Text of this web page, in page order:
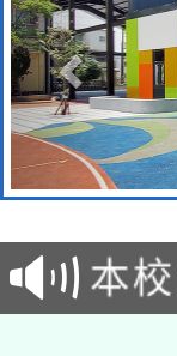
本
第3
本
次
有